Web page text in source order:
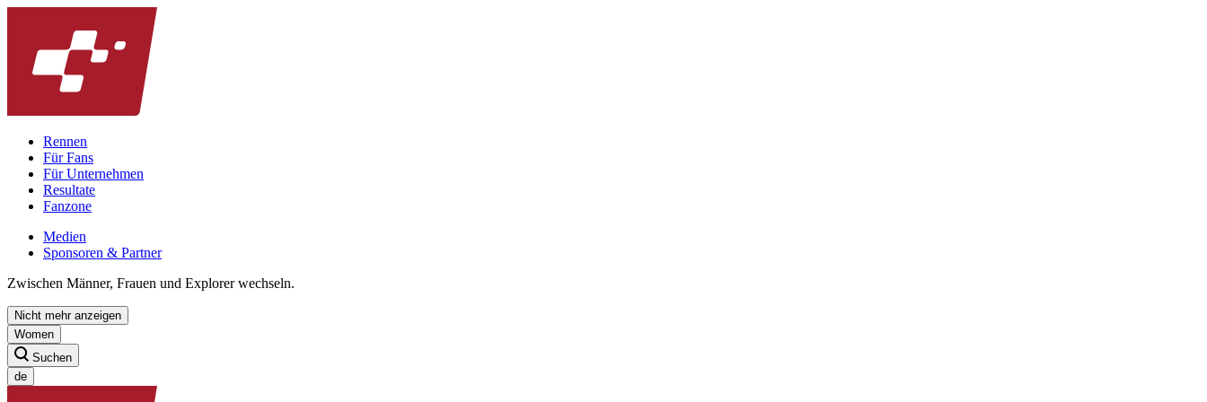
Rennen
Für Fans
Für Unternehmen
Resultate
Fanzone
Medien
Sponsoren & Partner
Zwischen Männer, Frauen und Explorer wechseln.
Nicht mehr anzeigen
Women
Suchen
de